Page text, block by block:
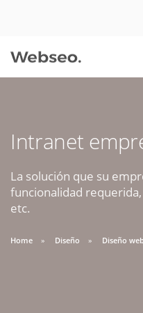
Intranet
La solución que su
funcionalidad
etc.
Home Diseño Diseño
09:30 AM